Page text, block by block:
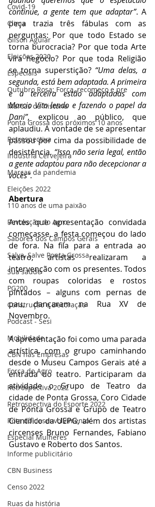
Covid-19
Clima
Gilson Aguiar
Eleições 2020
Especiais
Outubro Rosa: Força, recomeço e pre
Marcas da história
Ponta Grossa dos próximos 10 anos
Retrospectiva
Indústria Cervejeira
Marcas da pandemia
Eleições 2022
110 anos de uma paixão
Revolução do Agro
Sabores dos Campos Gerais
Salva, Salve Ponta Grossa
Sua saúde
PG200
Construção e Decoração
Podcast - Sesi
Mobilidade
CBN nas Empresas
Força do Agro
Retrospectiva 2022
Retrospectiva do Esporte 2022
Rota do desenvolvimento
Especial Mulheres
Informe publicitário
CBN Business
Censo 2022
Ruas da história
continue, a gente tem que adaptar”. A
peça trazia três fábulas com as
perguntas: Por que todo Estado se
torna burocracia? Por que toda Arte
vira negócio? Por que toda Religião
se torna superstição? “Uma delas, a
segunda, está bem adaptada. A primeira
e a terceira estão adaptadas com
Marcio Vito lendo e fazendo o papel da
Dani”, explicou ao público, que
aplaudiu. A vontade de se apresentar
passou por cima da possibilidade de
desistência. “Isso não seria legal, então
a gente adaptou para não decepcionar a
vocês”.
Abertura
Antes que apresentação convidada
começasse, a festa começou do lado
de fora. Na fila para a entrada ao
teatro, artistas realizaram a
intervenção com os presentes. Todos
com roupas coloridas e rostos
pintados – alguns com pernas de
pau, dançaram na Rua XV de
Novembro.
A apresentação foi como uma parada
artística, com o grupo caminhando
desde o Museu Campos Gerais até a
entrada do teatro. Participaram da
atividade o Grupo de Teatro da
cidade de Ponta Grossa, Coro Cidade
de Ponta Grossa e Grupo de Teatro
Científico da UEPG, além dos artistas
circenses Bruno Fernandes, Fabiano
Gustavo e Roberto dos Santos.